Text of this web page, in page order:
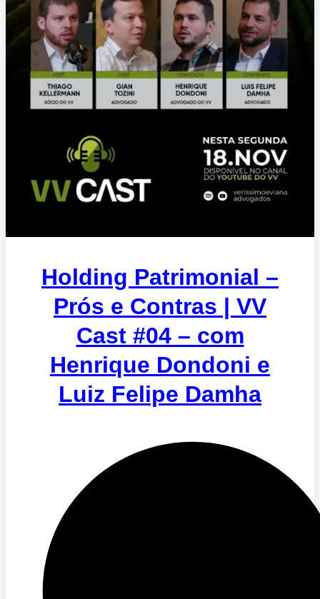
Holding Patrimonial –
Prós e Contras | VV
Cast #04 – com
Henrique Dondoni e
Luiz Felipe Damha